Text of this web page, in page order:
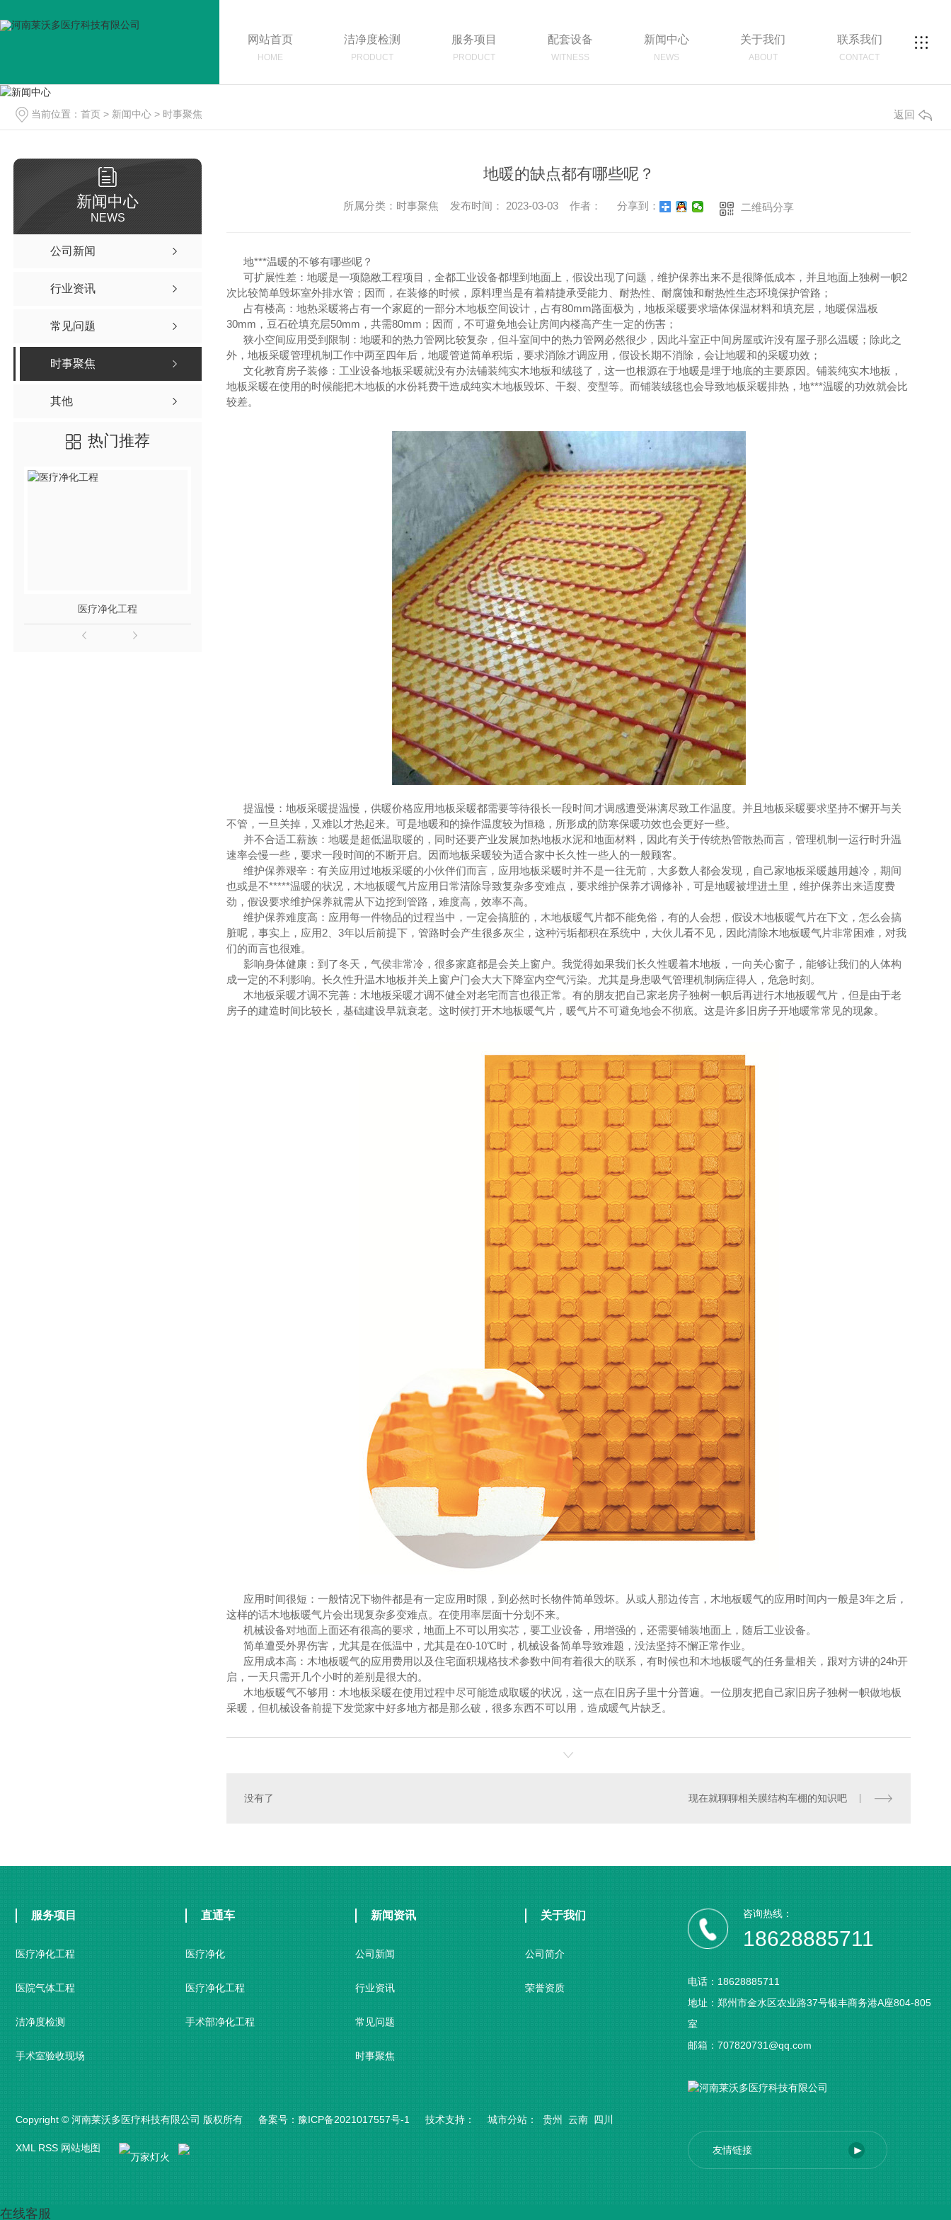
网站首页
HOME
洁净度检测
PRODUCT
服务项目
PRODUCT
配套设备
WITNESS
新闻中心
NEWS
关于我们
ABOUT
联系我们
CONTACT
当前位置： 首页 > 新闻中心 > 时事聚焦 返回
新闻中心
NEWS
公司新闻
行业资讯
常见问题
时事聚焦
其他
热门推荐
医疗净化工程 验收现场 手术室
地暖的缺点都有哪些呢？
所属分类：时事聚焦 发布时间： 2023-03-03 作者： 分享到： 二维码分享
地***温暖的不够有哪些呢？
可扩展性差：地暖是一项隐敝工程项目，全都工业设备都埋到地面上，假设出现了问题，维护保养出来不是很降低成本，并且地面上独树一帜2
次比较简单毁坏室外排水管；因而，在装修的时候，原料理当是有着精捷承受能力、耐热性、耐腐蚀和耐热性生态环境保护管路；
占有楼高：地热采暖将占有一个家庭的一部分木地板空间设计，占有80mm路面极为，地板采暖要求墙体保温材料和填充层，地暖保温板
30mm，豆石砼填充层50mm，共需80mm；因而，不可避免地会让房间内楼高产生一定的伤害；
狭小空间应用受到限制：地暖和的热力管网比较复杂，但斗室间中的热力管网必然很少，因此斗室正中间房屋或许没有屋子那么温暖；除此之
外，地板采暖管理机制工作中两至四年后，地暖管道简单积垢，要求消除才调应用，假设长期不消除，会让地暖和的采暖功效；
文化教育房子装修：工业设备地板采暖就没有办法铺装纯实木地板和绒毯了，这一也根源在于地暖是埋于地底的主要原因。铺装纯实木地板，
地板采暖在使用的时候能把木地板的水份耗费干造成纯实木地板毁坏、干裂、变型等。而铺装绒毯也会导致地板采暖排热，地***温暖的功效就会比
较差。
提温慢：地板采暖提温慢，供暖价格应用地板采暖都需要等待很长一段时间才调感遭受淋漓尽致工作温度。并且地板采暖要求坚持不懈开与关
不管，一旦关掉，又难以才热起来。可是地暖和的操作温度较为恒稳，所形成的防寒保暖功效也会更好一些。
并不合适工薪族：地暖是超低温取暖的，同时还要产业发展加热地板水泥和地面材料，因此有关于传统热管散热而言，管理机制一运行时升温
速率会慢一些，要求一段时间的不断开启。因而地板采暖较为适合家中长久性一些人的一般顾客。
维护保养艰辛：有关应用过地板采暖的小伙伴们而言，应用地板采暖时并不是一往无前，大多数人都会发现，自己家地板采暖越用越冷，期间
也或是不*****温暖的状况，木地板暖气片应用日常清除导致复杂多变难点，要求维护保养才调修补，可是地暖被埋进土里，维护保养出来适度费
劲，假设要求维护保养就需从下边挖到管路，难度高，效率不高。
维护保养难度高：应用每一件物品的过程当中，一定会搞脏的，木地板暖气片都不能免俗，有的人会想，假设木地板暖气片在下文，怎么会搞
脏呢，事实上，应用2、3年以后前提下，管路时会产生很多灰尘，这种污垢都积在系统中，大伙儿看不见，因此清除木地板暖气片非常困难，对我
们的而言也很难。
影响身体健康：到了冬天，气侯非常冷，很多家庭都是会关上窗户。我觉得如果我们长久性暖着木地板，一向关心窗子，能够让我们的人体构
成一定的不利影响。长久性升温木地板并关上窗户门会大大下降室内空气污染。尤其是身患吸气管理机制病症得人，危急时刻。
木地板采暖才调不完善：木地板采暖才调不健全对老宅而言也很正常。有的朋友把自己家老房子独树一帜后再进行木地板暖气片，但是由于老
房子的建造时间比较长，基础建设早就衰老。这时候打开木地板暖气片，暖气片不可避免地会不彻底。这是许多旧房子开地暖常常见的现象。
应用时间很短：一般情况下物件都是有一定应用时限，到必然时长物件简单毁坏。从或人那边传言，木地板暖气的应用时间内一般是3年之后，
这样的话木地板暖气片会出现复杂多变难点。在使用率层面十分划不来。
机械设备对地面上面还有很高的要求，地面上不可以用实芯，要工业设备，用增强的，还需要铺装地面上，随后工业设备。
简单遭受外界伤害，尤其是在低温中，尤其是在0-10℃时，机械设备简单导致难题，没法坚持不懈正常作业。
应用成本高：木地板暖气的应用费用以及住宅面积规格技术参数中间有着很大的联系，有时候也和木地板暖气的任务量相关，跟对方讲的24h开
启，一天只需开几个小时的差别是很大的。
木地板暖气不够用：木地板采暖在使用过程中尽可能造成取暖的状况，这一点在旧房子里十分普遍。一位朋友把自己家旧房子独树一帜做地板
采暖，但机械设备前提下发觉家中好多地方都是那么破，很多东西不可以用，造成暖气片缺乏。
没有了 现在就聊聊相关膜结构车棚的知识吧
服务项目
医疗净化工程
医院气体工程
洁净度检测
手术室验收现场
直通车
医疗净化
医疗净化工程
手术部净化工程
新闻资讯
公司新闻
行业资讯
常见问题
时事聚焦
关于我们
公司简介
荣誉资质
Copyright © 河南莱沃多医疗科技有限公司 版权所有 备案号： 豫ICP备2021017557号-1 技术支持： 城市分站 ： 贵州 云南 四川
XML RSS 网站地图
咨询热线：
18628885711
电话：18628885711
地址：郑州市金水区农业路37号银丰商务港A座804-805
室
邮箱：707820731@qq.com
友情链接
在线客服